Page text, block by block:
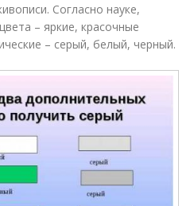
Согласно науке,
– яркие, красочные
– серый, белый, черный.